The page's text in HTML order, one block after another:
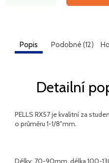
Popis Podobné (12)
Detailní
PELLS RX57 je kvalitní za
o průměru 1-1/8"mm.
Délky: 70-90mm, délka 100-